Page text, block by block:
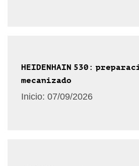
HEIDENHAIN 530:
mecanizado
Inicio: 07/09/2026